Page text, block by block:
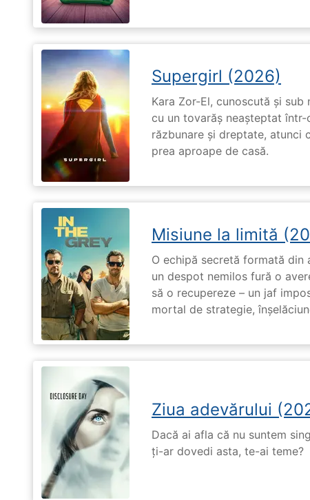
Supergirl (2026)
Kara Zor-El, cunoscută și
cu un tovarăș neașteptat
răzbunare și dreptate, atunci
prea aproape de casă.
Misiune la limită
O echipă secretă formată din
un despot nemilos fură o
să o recupereze – un jaf
mortal de strategie,
Ziua adevărului
Dacă ai afla că nu suntem
ți-ar dovedi asta, te-ai teme?